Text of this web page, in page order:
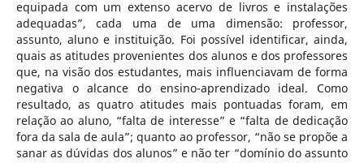
equipada com um extenso acervo de livros e instalações
adequadas”, cada uma de uma dimensão: professor,
assunto, aluno e instituição. Foi possível identificar, ainda,
quais as atitudes provenientes dos alunos e dos professores
que, na visão dos estudantes, mais influenciavam de forma
negativa o alcance do ensino-aprendizado ideal. Como
resultado, as quatro atitudes mais pontuadas foram, em
relação ao aluno, “falta de interesse” e “falta de dedicação
fora da sala de aula”; quanto ao professor, “não se propõe a
sanar as dúvidas dos alunos” e não ter “domínio do assunto